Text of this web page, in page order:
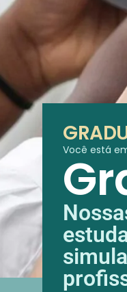
Você está